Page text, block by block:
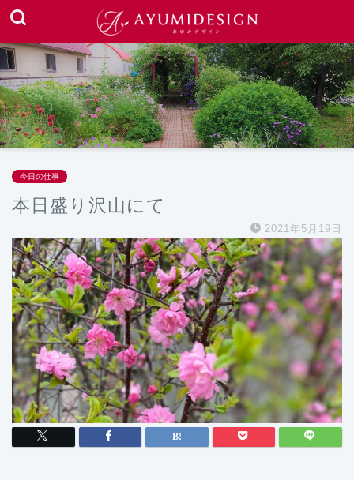
今日の仕事
本日盛り沢山にて
2021年5月19日